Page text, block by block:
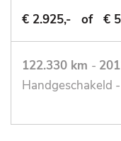
€ 2.925,-
of €
122.330 km -
Handgeschakeld